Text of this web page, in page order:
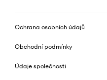
Ochrana osobních údajů
Obchodní podmínky
Údaje společnosti